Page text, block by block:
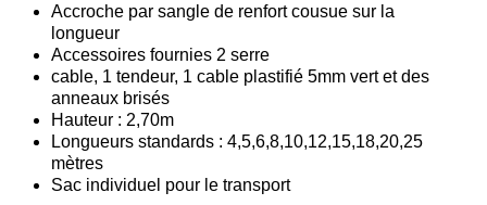
Accroche par sangle de renfort cousue sur la
longueur
Accessoires fournies 2 serre
cable, 1 tendeur, 1 cable plastifié 5mm vert et des
anneaux brisés
Hauteur : 2,70m
Longueurs standards : 4,5,6,8,10,12,15,18,20,25
mètres
Sac individuel pour le transport